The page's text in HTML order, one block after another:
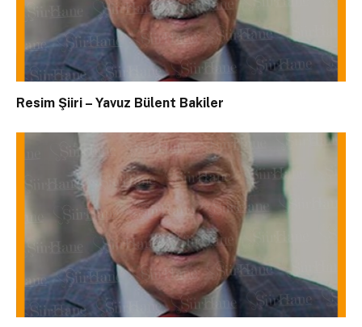
Resim Şiiri – Yavuz Bülent Bakiler